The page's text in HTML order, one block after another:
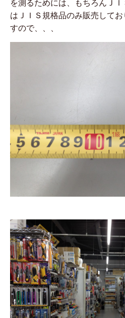
を測るためには、もちろんＪ
はＪＩＳ規格品のみ販売して
すので、、、